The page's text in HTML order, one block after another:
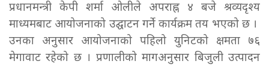
प्रधानमन्त्री केपी शर्मा ओलीले अपराह्न ४ बजे श्रव्यदृश्य
माध्यमबाट आयोजनाको उद्घाटन गर्ने कार्यक्रम तय भएको छ ।
उनका अनुसार आयोजनाको पहिलो युनिटको क्षमता ७६
मेगावाट रहेको छ । प्रणालीको मागअनुसार बिजुली उत्पादन